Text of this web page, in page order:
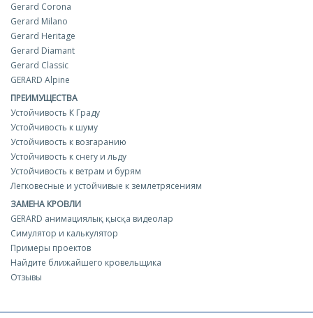
Gerard Corona
Gerard Milano
Gerard Heritage
Gerard Diamant
Gerard Classic
GERARD Alpine
ПРЕИМУЩЕСТВА
Устойчивость К Граду
Устойчивость к шуму
Устойчивость к возгаранию
Устойчивость к снегу и льду
Устойчивость к ветрам и бурям
Легковесные и устойчивые к землетрясениям
ЗАМЕНА КРОВЛИ
GERARD анимациялық қысқа видеолар
Симулятор и калькулятор
Примеры проектов
Найдите ближайшего кровельщика
Отзывы